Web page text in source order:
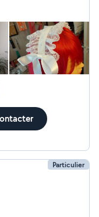
ou
peux prendre
comme
petites
apporter une
je fais !
Particulier